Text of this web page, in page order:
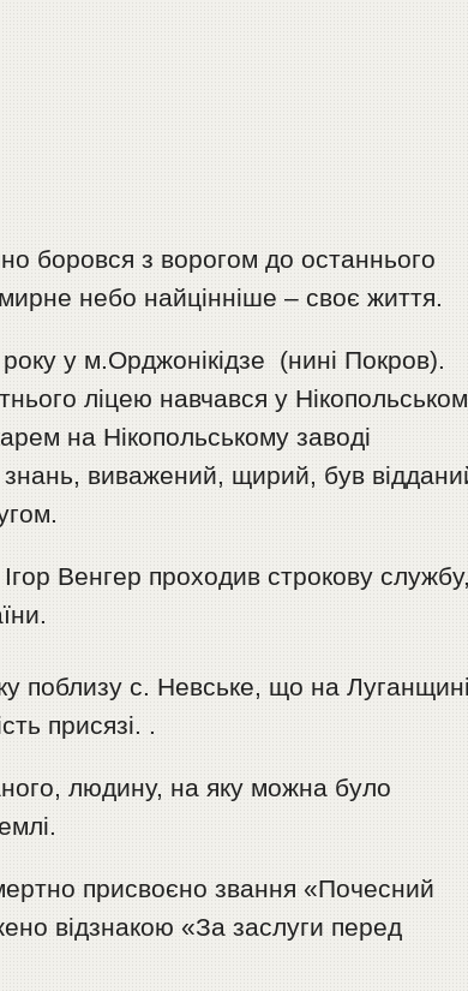
боровся з ворогом до останнього
небо найцінніше – своє життя.
у м.Орджонікідзе (нині Покров).
ліцею навчався у
на Нікопольському заводі
виважений, щирий, був
Венгер проходив строкову
поблизу с. Невське, що на
присязі. .
людину, на яку можна було
присвоєно звання «Почесний
відзнакою «За заслуги перед